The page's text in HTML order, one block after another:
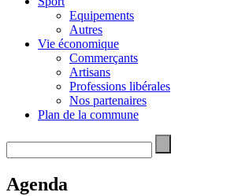
Equipements
Autres
Vie économique
Commerçants
Artisans
Professions libérales
Nos partenaires
Plan de la commune
Agenda